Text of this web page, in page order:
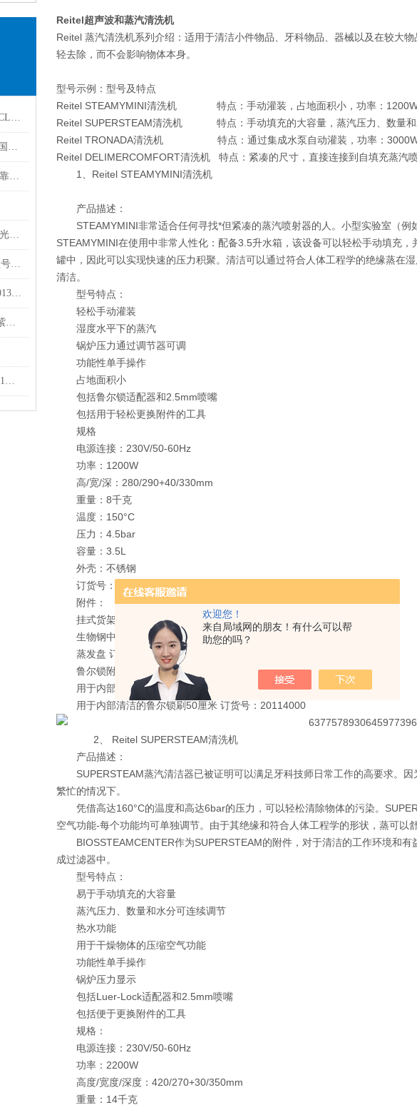
欢迎您！
来自局域网的朋友！有什么可以帮
助您的吗？
德国Reitel真空混合装置VACURET CLASSIC用于实验室
意大利布鲁克burocco阀门型号解析国内现货
Burocco截止阀：工业流体控制的可靠之选
德国Hellma CaF2高纯度单晶氟化钙光学材料低色散原厂直销
德国Mehrer TZW 70.1压缩机机组型号介绍
现货销售ICAR MLR 25 U 251100 60138/I-MK
Hellma CaF₂氟化钙晶体｜193nm深紫外核心材料
意大利CEAR直流电机MGLC 280 M1可以提供选型和安装指导
Reitel超声波和蒸汽清洗机
Reitel 蒸汽清洗机系列介绍：适用于清洁小件物品、牙科物品、器械以及在较大
轻去除，而不会影响物体本身。
型号示例：型号及特点
Reitel STEAMYMINI清洗机 特点：手动灌装，占地面积小，功率：
Reitel SUPERSTEAM清洗机 特点：手动填充的大容量，蒸汽压力、数量和
Reitel TRONADA清洗机 特点：通过集成水泵自动灌装，功率：
Reitel DELIMERCOMFORT清洗机 特点：紧凑的尺寸，直接连接到自填充蒸汽
1、Reitel STEAMYMINI清洗机
产品描述：
STEAMYMINI非常适合任何寻找*但紧凑的蒸汽喷射器的人。小型实验室（
STEAMYMINI在使用中非常人性化：配备3.5升水箱，该设备可以轻松手动填充
罐中，因此可以实现快速的压力积聚。清洁可以通过符合人体工程学的绝缘蒸在
清洁。
型号特点：
轻松手动灌装
湿度水平下的蒸汽
锅炉压力通过调节器可调
功能性单手操作
占地面积小
包括鲁尔锁适配器和2.5mm喷嘴
包括用于轻松更换附件的工具
规格
电源连接：230V/50-60Hz
功率：1200W
高/宽/深：280/290+40/330mm
重量：8千克
温度：150°C
压力：4.5bar
容量：3.5L
外壳：不锈钢
订货号：10904000
附件：
挂式货架 订货号：20107000
生物钢中心 订货号：10106000
蒸发盘 订货号：10110000
鲁尔锁附件 订货号：20118000
用于内部清洁的鲁尔锁刷25厘米 订货号：20113000
用于内部清洁的鲁尔锁刷50厘米 订货号：20114000
2、
Reitel SUPERSTEAM清洗机
产品描述：
SUPERSTEAM蒸汽清洁器已被证明可以满足牙科技师日常工作的高要求。
繁忙的情况下。
凭借高达160°C的温度和高达6bar的压力，可以轻松清除物体的污染。
空气功能-每个功能均可单独调节。由于其绝缘和符合人体工程学的形状，蒸可
BIOSSTEAMCENTER作为SUPERSTEAM的附件，对于清洁的工作环境和
成过滤器中。
型号特点：
易于手动填充的大容量
蒸汽压力、数量和水分可连续调节
热水功能
用于干燥物体的压缩空气功能
功能性单手操作
锅炉压力显示
包括Luer-Lock适配器和2.5mm喷嘴
包括便于更换附件的工具
规格：
电源连接：230V/50-60Hz
功率：2200W
高度/宽度/深度：420/270+30/350mm
重量：14千克